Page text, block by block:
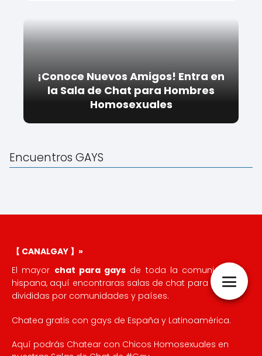
¡Conoce Nuevos Amigos! Entra en
la Sala de Chat para Hombres
Homosexuales
Encuentros GAYS
【 CANALGAY 】»
El mayor chat para gays de toda la comunidad
hispana, aquí encontraras salas de chat para gays
divididas por comunidades y países.
Chatea gratis con gays de España y Latinoamérica.
Aquí podrás Chatear con Chicos Homosexuales en